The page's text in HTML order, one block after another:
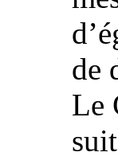
de
Le